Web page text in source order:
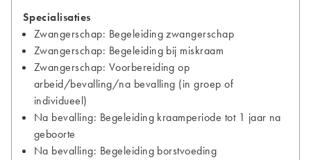
Specialisaties
Zwangerschap: Begeleiding zwangerschap
Zwangerschap: Begeleiding bij miskraam
Zwangerschap: Voorbereiding op
arbeid/bevalling/na bevalling (in groep of
individueel)
Na bevalling: Begeleiding kraamperiode tot 1 jaar na
geboorte
Na bevalling: Begeleiding borstvoeding